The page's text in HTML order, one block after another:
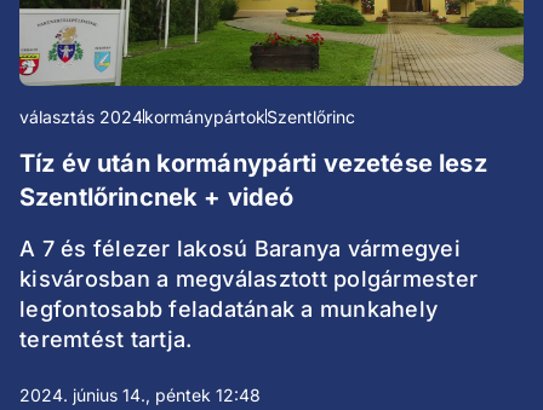
választás 2024kormánypártokSzentlőrinc
Tíz év után kormánypárti vezetése lesz
Szentlőrincnek + videó
A 7 és félezer lakosú Baranya vármegyei
kisvárosban a megválasztott polgármester
legfontosabb feladatának a munkahely
teremtést tartja.
2024. június 14., péntek 12:48